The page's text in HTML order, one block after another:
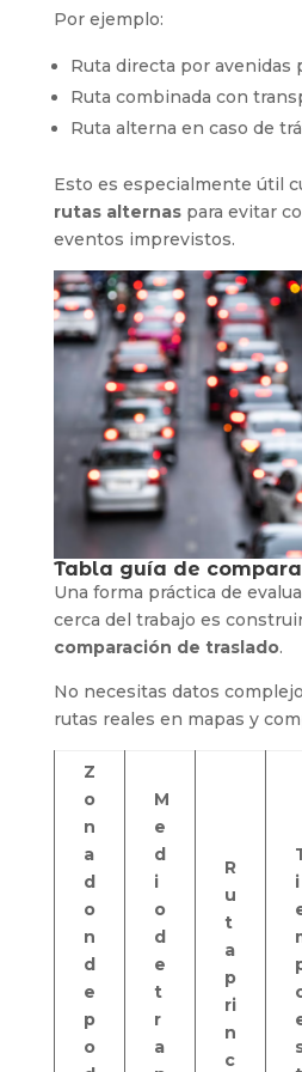
Por ejemplo:
Ruta directa por avenidas
Ruta combinada con
Ruta alterna en caso de
Esto es especialmente útil
rutas alternaspara evitar
eventos imprevistos.
Tabla guía de
Una forma práctica de
cerca del trabajo es
comparación de traslado.
No necesitas datos
rutas reales en mapas y
Z
o
n
a
d
o
n
d
e
p
o
M
e
d
i
o
d
e
t
r
a
R
u
t
a
p
ri
n
c
i